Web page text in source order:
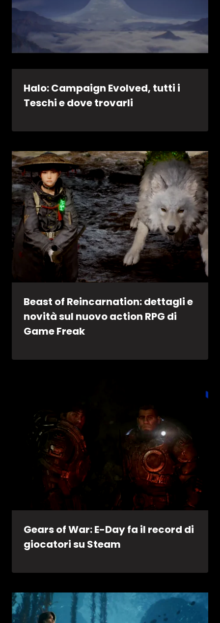
Halo: Campaign Evolved, tutti i
Teschi e dove trovarli
Beast of Reincarnation: dettagli e
novità sul nuovo action RPG di
Game Freak
Gears of War: E-Day fa il record di
giocatori su Steam